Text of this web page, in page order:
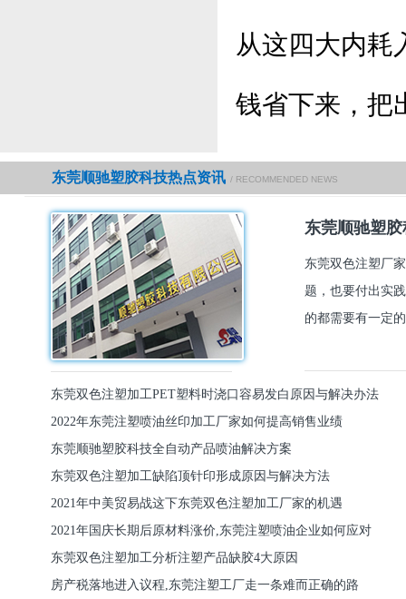
从这四大内耗
钱省下来，把
东莞顺驰塑胶科技热点资讯 / RECOMMENDED NEWS
东莞顺驰塑
东莞双色注塑厂
题，也要付出实
的都需要有一定
东莞双色注塑加工PET塑料时浇口容易发白原因与解决办法
2022年东莞注塑喷油丝印加工厂家如何提高销售业绩
东莞顺驰塑胶科技全自动产品喷油解决方案
东莞双色注塑加工缺陷顶针印形成原因与解决方法
2021年中美贸易战这下东莞双色注塑加工厂家的机遇
2021年国庆长期后原材料涨价,东莞注塑喷油企业如何应对
东莞双色注塑加工分析注塑产品缺胶4大原因
房产税落地进入议程,东莞注塑工厂走一条难而正确的路